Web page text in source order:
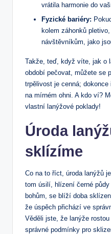
vrátila harmonie do
Fyzické bariéry:
kolem záhonků
návštěvníkům, jako
Takže, teď, když víte, jak o
období pečovat, můžete se
trpělivost je cenná;
na mírném ohni. A kdo ví?
vlastní lanýžové poklady!
Úroda
sklízíme
Co na to říct, úroda lanýžů
tom úsilí, hlízení černé
bohům, se blíží doba
že úspěch přichází ve
Věděli jste, že lanýže
správné podmínky pro